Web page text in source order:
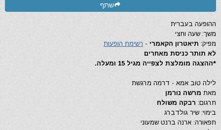
שתף
ההופעה בעברית
משך: שעה וחצי
מפיק: תיאטרון הקאמרי - רשימת הופעות
לא תותר כניסת מאחרים
*ההצגה מומלצת לצפייה מגיל 15 ומעלה.
לילה טוב אמא - דרמה מרגשת
מאת מרשה נורמן
תרגום: רבקה משולח
בימוי: שיר גולדברג
תפאורה: ארנה ברנט שמעוני